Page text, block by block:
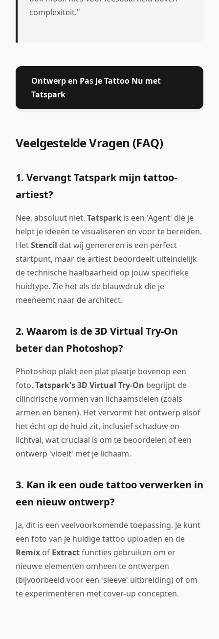
complexiteit."
Ontwerp en Pas Je Tattoo Nu met
Tatspark
Veelgestelde Vragen (FAQ)
1. Vervangt Tatspark mijn tattoo-
artiest?
Nee, absoluut niet. Tatspark is een 'Agent' die je
helpt je ideeën te visualiseren en voor te bereiden.
HetStencil dat wij genereren is een perfect
startpunt, maar de artiest beoordeelt uiteindelijk
de technische haalbaarheid op jouw specifieke
huidtype. Zie het als de blauwdruk die je
meeneemt naar de architect.
2. Waarom is de 3D Virtual Try-On
beter dan Photoshop?
Photoshop plakt een plat plaatje bovenop een
foto. Tatspark's 3D Virtual Try-On begrijpt de
cilindrische vormen van lichaamsdelen (zoals
armen en benen). Het vervormt het ontwerp alsof
het écht op de huid zit, inclusief schaduw en
lichtval, wat cruciaal is om te beoordelen of een
ontwerp 'vloeit' met je lichaam.
3. Kan ik een oude tattoo verwerken in
een nieuw ontwerp?
Ja, dit is een veelvoorkomende toepassing. Je kunt
een foto van je huidige tattoo uploaden en de
Remix of Extractfuncties gebruiken om er
nieuwe elementen omheen te ontwerpen
(bijvoorbeeld voor een 'sleeve' uitbreiding) of om
te experimenteren met cover-up concepten.